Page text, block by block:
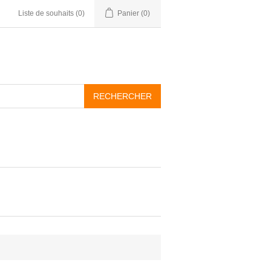
Liste de souhaits (0) Panier (0)